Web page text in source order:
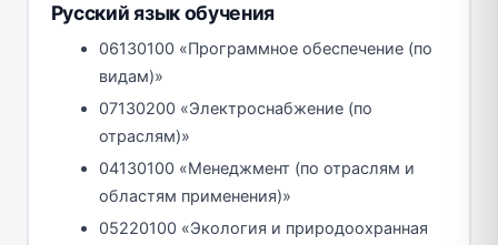
Русский язык обучения
06130100 «Программное обеспечение (по
видам)»
07130200 «Электроснабжение (по
отраслям)»
04130100 «Менеджмент (по отраслям и
областям применения)»
05220100 «Экология и природоохранная